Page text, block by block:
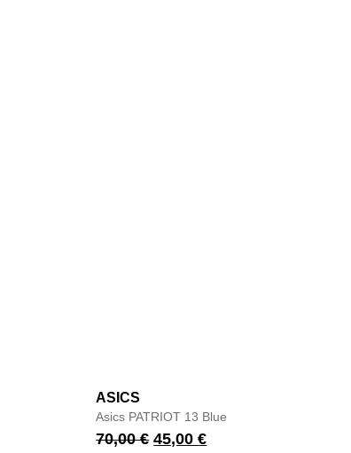
ASICS
Asics PATRIOT 13 Blue
70,00€ 45,00€